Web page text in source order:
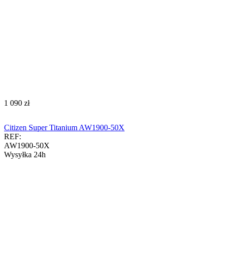
‍1 090‍ zł
Citizen Super Titanium AW1900-50X
REF:
AW1900-50X
Wysyłka 24h